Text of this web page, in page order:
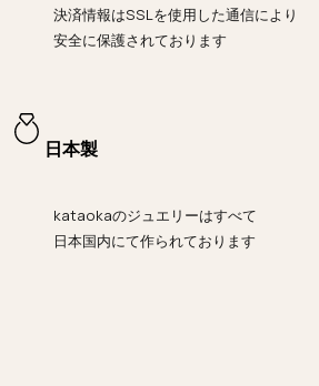
決済情報はSSLを使用した通信により
安全に保護されております
日本製
kataokaのジュエリーはすべて
日本国内にて作られております